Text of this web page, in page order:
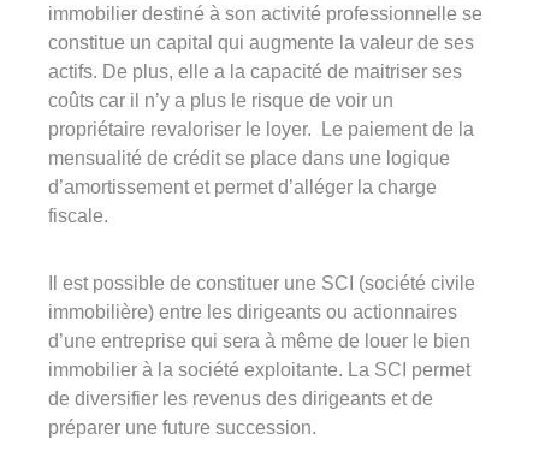
immobilier destiné à son activité professionnelle se
constitue un capital qui augmente la valeur de ses
actifs. De plus, elle a la capacité de maitriser ses
coûts car il n’y a plus le risque de voir un
propriétaire revaloriser le loyer. Le paiement de la
mensualité de crédit se place dans une logique
d’amortissement et permet d’alléger la charge
fiscale.
Il est possible de constituer une SCI (société civile
immobilière) entre les dirigeants ou actionnaires
d’une entreprise qui sera à même de louer le bien
immobilier à la société exploitante. La SCI permet
de diversifier les revenus des dirigeants et de
préparer une future succession.